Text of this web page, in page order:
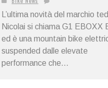
L’ultima novità del marchio
Nicolai si chiama G1 EBOXX
ed è una mountain bike
suspended dalle elevate
performance che...